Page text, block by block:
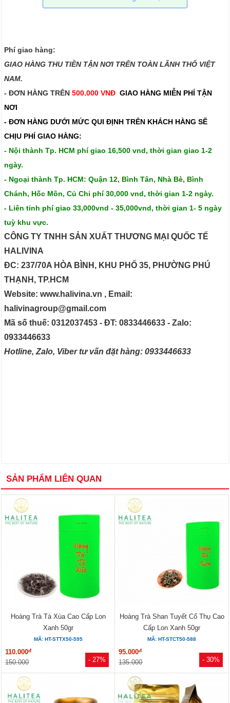
Phí giao hàng:
GIAO HÀNG THU TIỀN TẬN NƠI TRÊN TOÀN LÃNH THỔ VIỆT
NAM.​​
- ĐƠN HÀNG TRÊN500.000 VNĐ GIAO HÀNG MIỄN PHÍ TẬN
NƠI
- ĐƠN HÀNG DƯỚI MỨC QUI ĐỊNH TRÊN KHÁCH HÀNG SẼ
CHỊU PHÍ GIAO HÀNG:
- Nội thành Tp. HCM phí giao 16,500 vnd, thời gian giao 1-2
ngày.
- Ngoại thành Tp. HCM: Quận 12, Bình Tân, Nhà Bè, Bình
Chánh, Hốc Môn, Củ Chi phí 30,000 vnd, thời gian 1-2 ngày.
- Liên tỉnh phí giao 33,000vnd - 35,000vnd, thời gian 1- 5 ngày
tuỳ khu vực.
CÔNG TY TNHH SẢN XUẤT THƯƠNG MẠI QUỐC TẾ
HALIVINA
ĐC: 237/70A HÒA BÌNH, KHU PHỐ 35, PHƯỜNG PHÚ
THẠNH, TP.HCM
Website: www.halivina.vn , Email:
halivinagroup@gmail.com
Mã số thuế: 0312037453 - ĐT: 0833446633 - Zalo:
0933446633
Hotline, Zalo, Viber tư vấn đặt hàng: 0933446633
SẢN PHẨM LIÊN QUAN
- 27%
Hoàng Trà Tà Xùa Cao Cấp Lon
Xanh 50gr
MÃ: HT-STTX50-595
110.000đ
150.000 - 30%
Hoàng Trà Shan Tuyết Cổ Thụ Cao
Cấp Lon Xanh 50gr
MÃ: HT-STCT50-588
95.000đ
135.000